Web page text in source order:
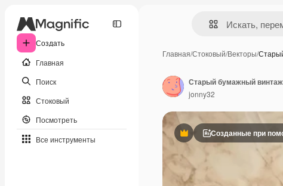
Создать
Главная
Поиск
Стоковый
Посмотреть
Все инструменты
Главная/Стоковый/Векторы/
ПремиумСозданные при
Старый бумажный
jonny32